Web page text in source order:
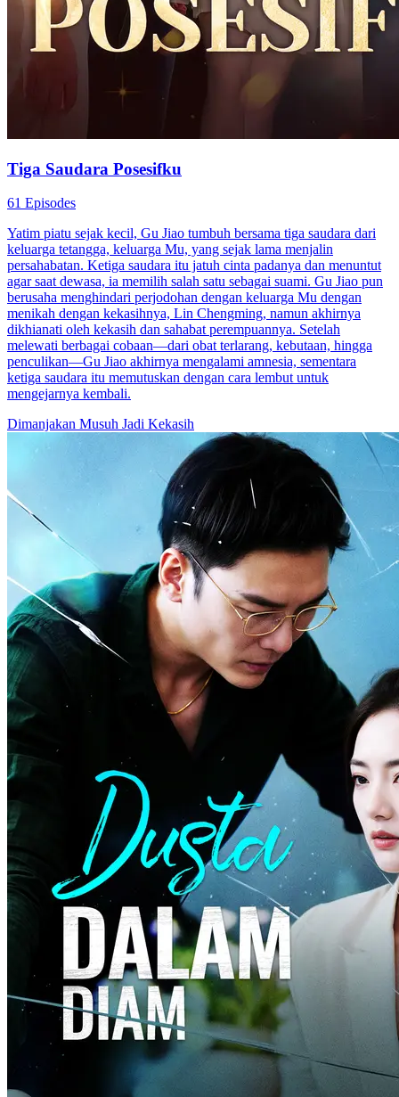
Bu Bos dan Tiga Anak Kembar
93 Episodes
Enam tahun yang lalu, Su Jin dikhianati oleh ayah dan saudara
perempuannya, dibius, dan dipaksa untuk berselingkuh dengan
CEO, Lu Yanbei. Karena dipermalukan, dia diusir dari keluarga Su.
Segera setelah itu, dia mengetahui bahwa dia hamil anak kembar
tiga. Anak sulungnya dicuri oleh saudara perempuannya dan
digunakan sebagai alat untuk menikahi Lu Yanbei. Namun Su Jin
menemukan kebenaran yang mengejutkan di balik kematian ibunya
- dibunuh oleh ayah dan saudara perempuannya. Diselamatkan oleh
orang-orang kakeknya, dia memiliki dua anak lagi. Enam tahun
kemudian, Su Jin kembali dengan anak kembarnya, bertekad untuk
mendapatkan kembali semuanya.
Balas DendamMiskin Jadi Kaya
Tidak Ada yang Kayak Dia
98 Episodes
Devi membuat kesepakatan dengan seorang pria misterius. Dia
bersedia menukar usianya sendiri dengan kebangkitan perusahaan
milik Rehan.Akan tetapi, saat Rehan menjadi kaya raya, dia malah
ingin menceraikan Devi, sementara Devi pun meninggal.Satu tahun
kemudian, dia kembali lagi dengan identitas Weni untuk melindungi
putrinya, serta mendapatkan kembali cinta Rehan.
Second Chance
Single Mom